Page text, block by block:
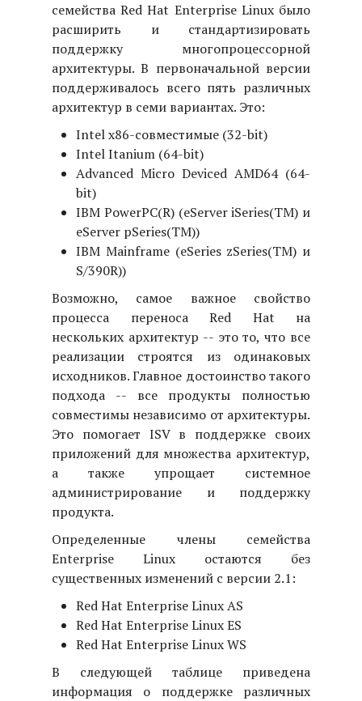
семейства Red Hat Enterprise Linux было
расширить и стандартизировать
поддержку многопроцессорной
архитектуры. В первоначальной версии
поддерживалось всего пять различных
архитектур в семи вариантах. Это:
Intel x86-совместимые (32-bit)
Intel Itanium (64-bit)
Advanced Micro Deviced AMD64 (64-
bit)
IBM PowerPC(R) (eServer iSeries(TM) и
eServer pSeries(TM))
IBM Mainframe (eSeries zSeries(TM) и
S/390R))
Возможно, самое важное свойство
процесса переноса Red Hat на
нескольких архитектур -- это то, что все
реализации строятся из одинаковых
исходников. Главное достоинство такого
подхода -- все продукты полностью
совместимы независимо от архитектуры.
Это помогает ISV в поддержке своих
приложений для множества архитектур,
а также упрощает системное
администрирование и поддержку
продукта.
Определенные члены семейства
Enterprise Linux остаются без
существенных изменений с версии 2.1:
Red Hat Enterprise Linux AS
Red Hat Enterprise Linux ES
Red Hat Enterprise Linux WS
В следующей таблице приведена
информация о поддержке различных